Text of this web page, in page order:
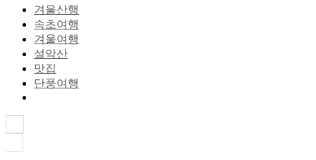
겨울산행
속초여행
겨울여행
설악산
맛집
단풍여행